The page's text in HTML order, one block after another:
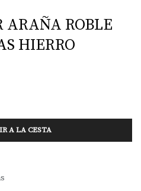
ARAÑA ROBLE
HIERRO
A LA CESTA